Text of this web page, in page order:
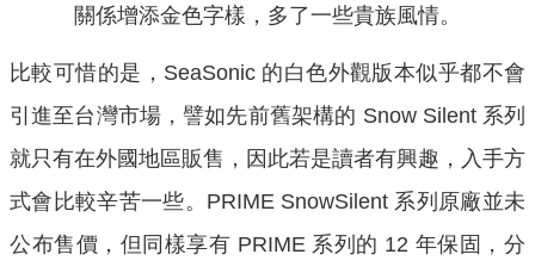
關係增添金色字樣，多了一些貴族風情。
比較可惜的是，SeaSonic 的白色外觀版本似乎都不會
引進至台灣市場，譬如先前舊架構的 Snow Silent 系列
就只有在外國地區販售，因此若是讀者有興趣，入手方
式會比較辛苦一些。PRIME SnowSilent 系列原廠並未
公布售價，但同樣享有 PRIME 系列的 12 年保固，分